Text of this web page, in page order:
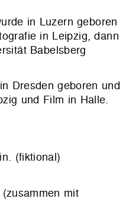
in Luzern geboren
in Leipzig, dann
Babelsberg
Dresden geboren und
und Film in Halle.
(fiktional)
mit